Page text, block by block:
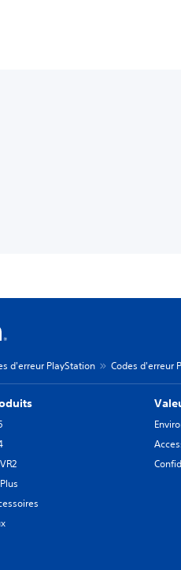
d'erreur PlayStation Codes d'erreur